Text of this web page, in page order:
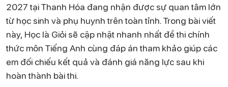
2027 tại Thanh Hóa đang nhận được sự quan tâm lớn
từ học sinh và phụ huynh trên toàn tỉnh. Trong bài viết
này, Học là Giỏi sẽ cập nhật nhanh nhất đề thi chính
thức môn Tiếng Anh cùng đáp án tham khảo giúp các
em đối chiếu kết quả và đánh giá năng lực sau khi
hoàn thành bài thi.